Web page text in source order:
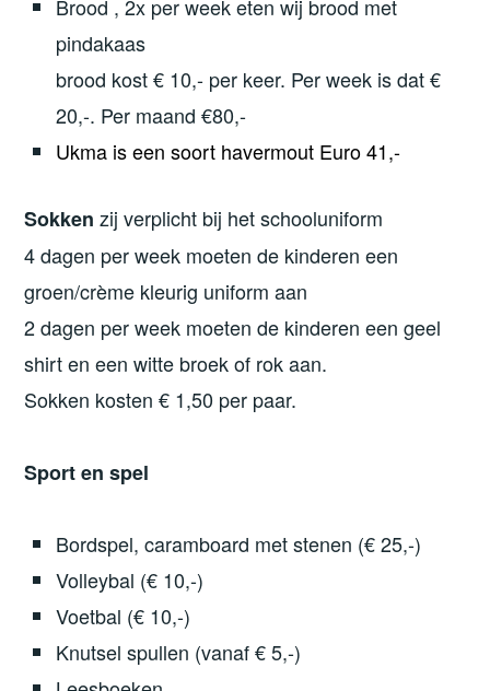
Brood , 2x per week eten wij brood met
pindakaas
brood kost € 10,- per keer. Per week is dat €
20,-. Per maand €80,-
Ukma is een soort havermout Euro 41,-
Sokken zij verplicht bij het schooluniform
4 dagen per week moeten de kinderen een
groen/crème kleurig uniform aan
2 dagen per week moeten de kinderen een geel
shirt en een witte broek of rok aan.
Sokken kosten € 1,50 per paar.
Sport en spel
Bordspel, caramboard met stenen (€ 25,-)
Volleybal (€ 10,-)
Voetbal (€ 10,-)
Knutsel spullen (vanaf € 5,-)